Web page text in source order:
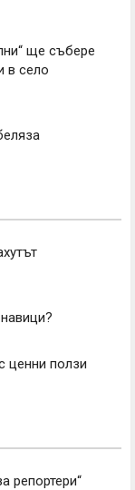
ще събере
в село
ценни ползи
репортери“